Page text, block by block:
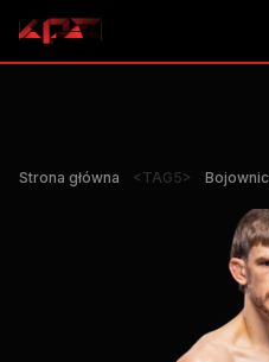
Strona główna <TAG5>